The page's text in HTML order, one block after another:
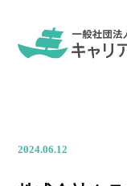
2024.06.12